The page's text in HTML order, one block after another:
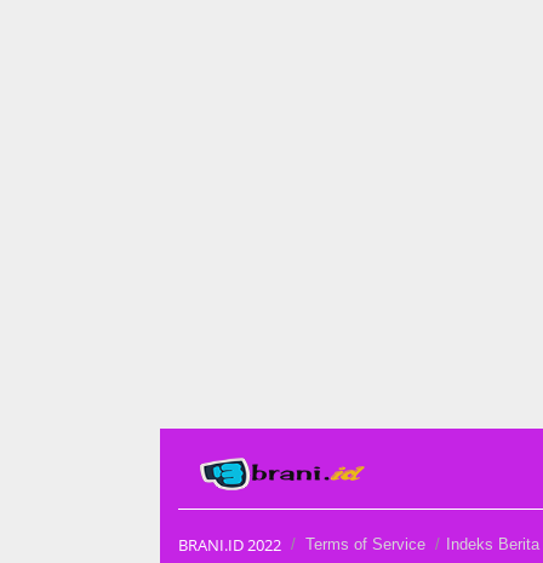
BRANI.ID 2022 Terms of Service Indeks Berita